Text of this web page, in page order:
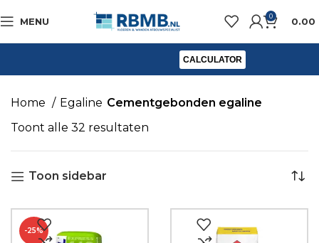
MENU 0 0.00
CALCULATOR
Home Egaline Cementgebonden egaline
Toont alle 32 resultaten
Toon sidebar
-25%